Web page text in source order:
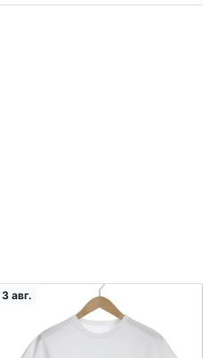
3 авг.